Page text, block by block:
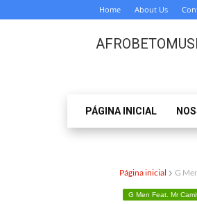
Home About Us
PÁGINA INICIAL
Página inicial G
G Men Feat. Mr